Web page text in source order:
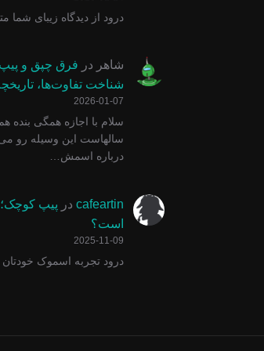
درود از دیدگاه زیبای شما
شاهر در فرق چپق و
شناخت تفاوت‌ها،
2026-01-07
سلام با اجازه همگی بنده
سالهاست این وسیله رو
درباره اسمش…
cafeartin در پیپ کوچک؛
است؟
2025-11-09
درود تجربه اسموک خودتان